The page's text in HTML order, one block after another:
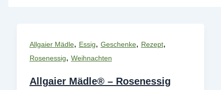
Allgaier Mädle, Essig, Geschenke, Rezept,
Rosenessig, Weihnachten
Allgaier Mädle® – Rosenessig